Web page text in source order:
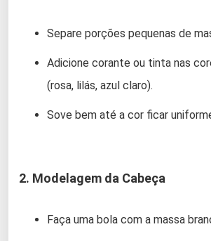
Separe porções pequenas de
Adicione corante ou tinta nas
(rosa, lilás, azul claro).
Sove bem até a cor ficar
2. Modelagem da Cabeça
Faça uma bola com a massa